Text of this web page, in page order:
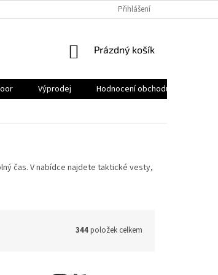
Přihlášení
NÁKUPNÍ
Prázdný košík
Výprodej Hodnocení obchodu
čas. V nabídce najdete taktické vesty,
344položek celkem